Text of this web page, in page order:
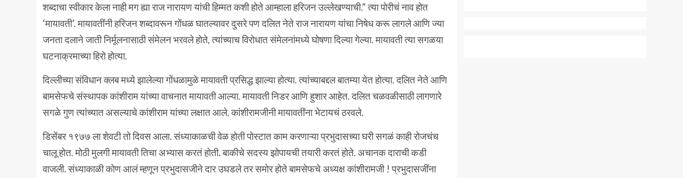
शब्दाचा स्वीकार केला नाही मग ह्या राज नारायण यांची हिम्मत कशी होते आम्हाला हरिजन उल्लेखण्याची.” त्या पोरीचं नाव होत
‘मायावती’. मायावतींनी हरिजन शब्दावरून गोंधळ घातल्यावर दुसरे पण दलित नेते राज नारायण यांचा निषेध करू लागले आणि ज्या
जनता दलाने जाती निर्मूलनासाठी संमेलन भरवले होते, त्यांच्याच विरोधात संमेलनांमध्ये घोषणा दिल्या गेल्या. मायावती त्या सगळया
घटनाक्रमाच्या हिरो होत्या.
दिल्लीच्या संविधान क्लब मध्ये झालेल्या गोंधळामुळे मायावती प्रसिद्ध झाल्या होत्या. त्यांच्याबद्दल बातम्या येत होत्या. दलित नेते आणि
बामसेफचे संस्थापक कांशीराम यांच्या वाचनात मायावती आल्या. मायावती निडर आणि हुशार आहेत. दलित चळवळीसाठी लागणारे
सगळे गुण त्यांच्यात असल्याचे कांशीराम यांच्या लक्षात आले. कांशीरामजीनी मायावतींना भेटायचं ठरवले.
डिसेंबर १९७७ ला शेवटी तो दिवस आला. संध्याकाळची वेळ होती पोस्टात काम करणाऱ्या प्रभुदासच्या घरी सगळं काही रोजचंच
चालू होत. मोठी मुलगी मायावती तिचा अभ्यास करतं होती. बाकीचे सदस्य झोपायची तयारी करतं होते. अचानक दाराची कडी
वाजली. संध्याकाळी कोण आलं म्हणून प्रभुदासजीने दार उघडले तर समोर होते बामसेफचे अध्यक्ष कांशीरामजी ! प्रभुदासजींना